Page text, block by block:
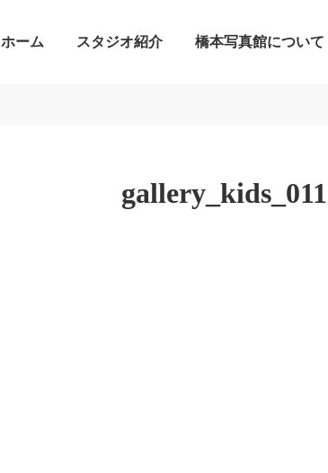
ホーム スタジオ紹介 橋本写真館について
gallery_kids_011